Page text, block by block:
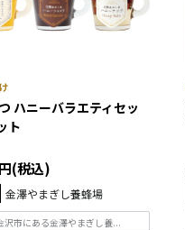
ハニーバラエティセッ
ト
(税込)
金澤やまぎし養蜂場
沢市にある金澤やまぎし養...